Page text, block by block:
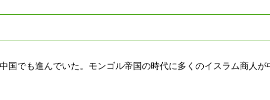
国でも進んでいた。モンゴル帝国の時代に多くのイスラム商人が